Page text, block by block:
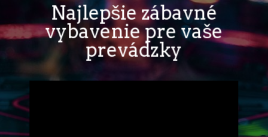
Najlepšie zábavné
vybavenie pre vaše
prevádzky